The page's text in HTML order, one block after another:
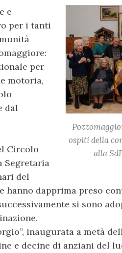
ospiti della
alla
e
per i tanti
per
motoria,
dal
Circolo
Segretaria
del
hanno dapprima preso
si sono
inaugurata a metà
e decine di anziani del